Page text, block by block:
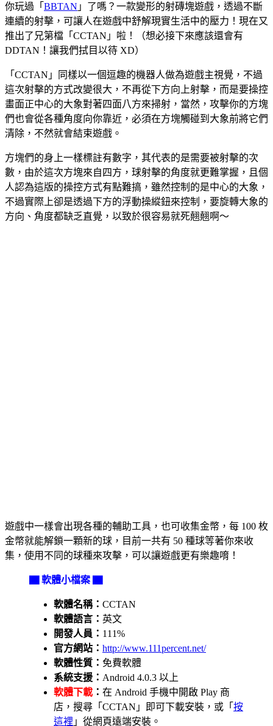
你玩過「 BBTAN 」了嗎？一款變形的射磚塊遊戲，透過不斷
連續的射擊，可讓人在遊戲中舒解現實生活中的壓力！現在又
推出了兄第檔「CCTAN」啦！（想必接下來應該還會有
DDTAN！讓我們拭目以待 XD）
「CCTAN」同樣以一個逗趣的機器人做為遊戲主視覺，不過
這次射擊的方式改變很大，不再從下方向上射擊，而是要操控
畫面正中心的大象對著四面八方來掃射，當然，攻擊你的方塊
們也會從各種角度向你靠近，必須在方塊觸碰到大象前將它們
清除，不然就會結束遊戲。
方塊們的身上一樣標註有數字，其代表的是需要被射擊的次
數，由於這次方塊來自四方，球射擊的角度就更難掌握，且個
人認為這版的操控方式有點難搞，雖然控制的是中心的大象，
不過實際上卻是透過下方的浮動操縱鈕來控制，要旋轉大象的
方向、角度都缺乏直覺，以致於很容易就死翹翹啊～
遊戲中一樣會出現各種的輔助工具，也可收集金幣，每 100 枚
金幣就能解鎖一顆新的球，目前一共有 50 種球等著你來收
集，使用不同的球種來攻擊，可以讓遊戲更有樂趣唷！
▇ 軟體小檔案 ▇
軟體名稱： CCTAN
軟體語言： 英文
開發人員： 111%
官方網站： http://www.111percent.net/
軟體性質： 免費軟體
系統支援： Android 4.0.3 以上
軟體下載 ： 在 Android 手機中開啟 Play 商
店，搜尋「CCTAN」即可下載安裝，或「 按
這裡 」從網頁遠端安裝。